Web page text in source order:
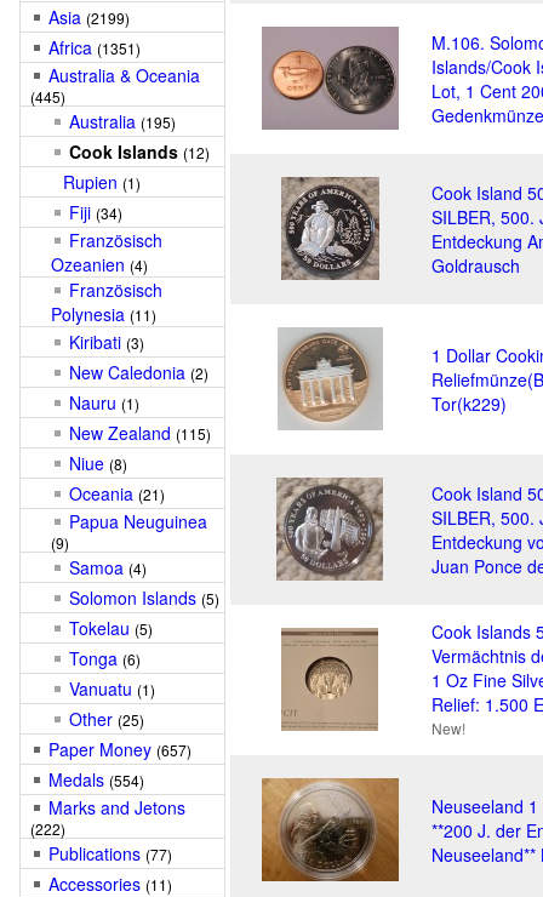
Asia (2199)
Africa (1351)
Australia & Oceania
(445)
Australia (195)
Cook Islands (12)
Rupien (1)
Fiji (34)
Französisch
Ozeanien (4)
Französisch
Polynesia (11)
Kiribati (3)
New Caledonia (2)
Nauru (1)
New Zealand (115)
Niue (8)
Oceania (21)
Papua Neuguinea
(9)
Samoa (4)
Solomon Islands (5)
Tokelau (5)
Tonga (6)
Vanuatu (1)
Other (25)
Paper Money (657)
Medals (554)
Marks and Jetons
(222)
Publications (77)
Accessories (11)
M.106.
Islands/Cook
Lot, 1 Cent
Cook Island
SILBER, 500.
Entdeckung
Goldrausch
1 Dollar
Tor(k229)
Cook Island
SILBER, 500.
Entdeckung
Juan Ponce
Cook Islands
Vermächtnis
1 Oz Fine
Relief: 1.500
New!
Neuseeland
**200 J. der
Neuseeland**